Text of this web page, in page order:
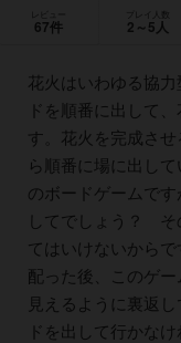
67件
プレイ人数
2～5人
花火はいわゆる協
ドを順番に出して
す。花火を完成さ
ら順番に場に出し
のボードゲームで
してでしょう？
てはいけないから
配った後、このゲ
見えるように裏返
ドを出して行かなけ